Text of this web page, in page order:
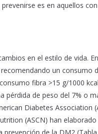
es en aquellos
en el estilo de vida.
un consumo
fibra >15 g/1000
de peso del 7% o
Diabetes Association
(ASCN) han